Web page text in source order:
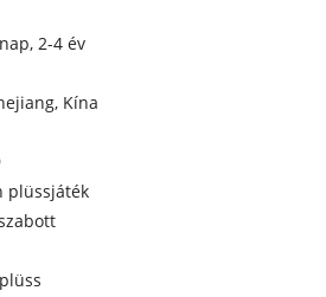
2-4 év
Kína
plüssjáték